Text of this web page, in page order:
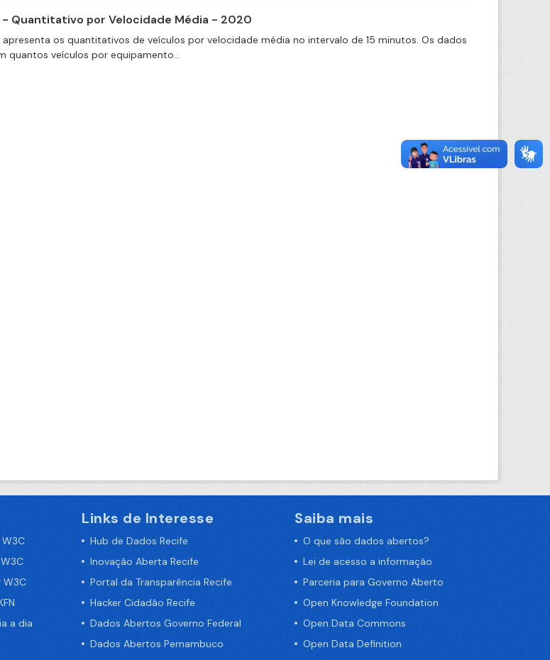
- Quantitativo por Velocidade Média - 2020
os quantitativos de veículos por velocidade média no intervalo de 15 minutos. Os dados
quantos veículos por equipamento...
W3C
a dia
Links de Interesse
Hub de Dados Recife
Inovação Aberta Recife
Portal da Transparência Recife
Hacker Cidadão Recife
Dados Abertos Governo Federal
Dados Abertos Pernambuco
Saiba mais
O que são dados abertos?
Lei de acesso a informação
Parceria para Governo Aberto
Open Knowledge Foundation
Open Data Commons
Open Data Definition